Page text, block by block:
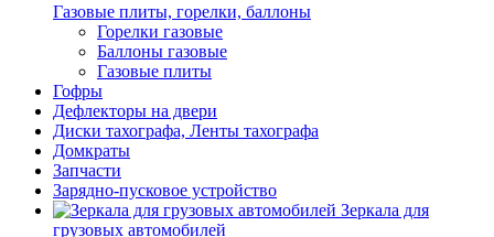
Газовые плиты, горелки, баллоны
Горелки газовые
Баллоны газовые
Газовые плиты
Гофры
Дефлекторы на двери
Диски тахографа, Ленты тахографа
Домкраты
Запчасти
Зарядно-пусковое устройство
Зеркала для
грузовых автомобилей